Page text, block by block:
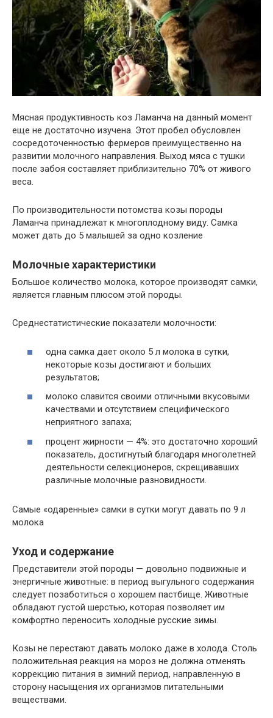
Мясная продуктивность коз Ламанча на данный момент
еще не достаточно изучена. Этот пробел обусловлен
сосредоточенностью фермеров преимущественно на
развитии молочного направления. Выход мяса с тушки
после забоя составляет приблизительно 70% от живого
веса.
По производительности потомства козы породы
Ламанча принадлежат к многоплодному виду. Самка
может дать до 5 малышей за одно козление
Молочные характеристики
Большое количество молока, которое производят самки,
является главным плюсом этой породы.
Среднестатистические показатели молочности:
одна самка дает около 5 л молока в сутки,
некоторые козы достигают и больших
результатов;
молоко славится своими отличными вкусовыми
качествами и отсутствием специфического
неприятного запаха;
процент жирности — 4%: это достаточно хороший
показатель, достигнутый благодаря многолетней
деятельности селекционеров, скрещивавших
различные молочные разновидности.
Самые «одаренные» самки в сутки могут давать по 9 л
молока
Уход и содержание
Представители этой породы — довольно подвижные и
энергичные животные: в период выгульного содержания
следует позаботиться о хорошем пастбище. Животные
обладают густой шерстью, которая позволяет им
комфортно переносить холодные русские зимы.
Козы не перестают давать молоко даже в холода. Столь
положительная реакция на мороз не должна отменять
коррекцию питания в зимний период, направленную в
сторону насыщения их организмов питательными
веществами.